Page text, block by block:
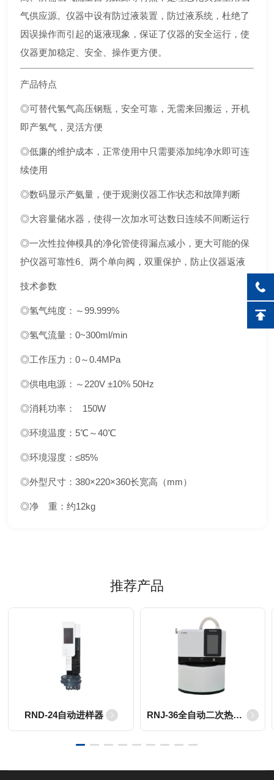
气供应源。仪器中设有防过液装置，防过液系统，杜绝了
因误操作而引起的返液现象，保证了仪器的安全运行，使
仪器更加稳定、安全、操作更方便。
产品特点
◎可替代氢气高压钢瓶，安全可靠，无需来回搬运，开机
即产氢气，灵活方便
◎低廉的维护成本，正常使用中只需要添加纯净水即可连
续使用
◎数码显示产氨量，便于观测仪器工作状态和故障判断
◎大容量储水器，使得一次加水可达数日连续不间断运行
◎一次性拉伸模具的净化管使得漏点减小，更大可能的保
护仪器可靠性6、两个单向阀，双重保护，防止仪器返液
技术参数
◎氢气纯度：～99.999%
◎氢气流量：0~300ml/min
◎工作压力：0～0.4MPa
◎供电电源：～220V ±10% 50Hz
◎消耗功率： 150W
◎环境温度：5℃～40℃
◎环境湿度：≤85%
◎外型尺寸：380×220×360长宽高（mm）
◎净 重：约12kg
推荐产品
RND-24自动进样器 RNJ-36全自动二次热解析仪